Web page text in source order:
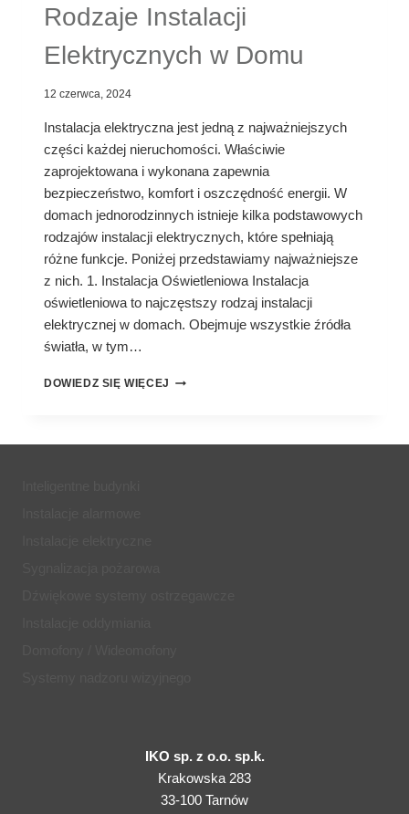
Rodzaje Instalacji
Elektrycznych w Domu
12 czerwca, 2024
Instalacja elektryczna jest jedną z najważniejszych
części każdej nieruchomości. Właściwie
zaprojektowana i wykonana zapewnia
bezpieczeństwo, komfort i oszczędność energii. W
domach jednorodzinnych istnieje kilka podstawowych
rodzajów instalacji elektrycznych, które spełniają
różne funkcje. Poniżej przedstawiamy najważniejsze
z nich. 1. Instalacja Oświetleniowa Instalacja
oświetleniowa to najczęstszy rodzaj instalacji
elektrycznej w domach. Obejmuje wszystkie źródła
światła, w tym…
DOWIEDZ SIĘ WIĘCEJ RODZAJE
DOMU
IKO sp. z o.o. sp.k.
Krakowska 283
33-100 Tarnów